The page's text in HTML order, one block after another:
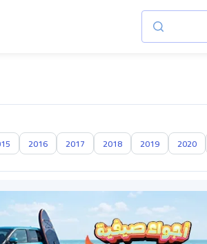
2020
2019
2018
2017
2016